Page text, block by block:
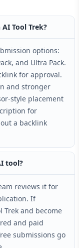
Tool Trek?
options:
and Ultra Pack.
for approval.
and stronger
style placement
for
a backlink
tool?
reviews it for
If
Trek and become
and paid
submissions go